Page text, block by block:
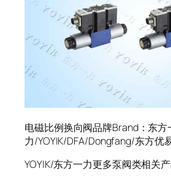
电磁比例换向阀品牌Brand：东方
力/YOYIK/DFA/Dongfang/东方优易
YOYIK/东方一力更多泵阀类相关产